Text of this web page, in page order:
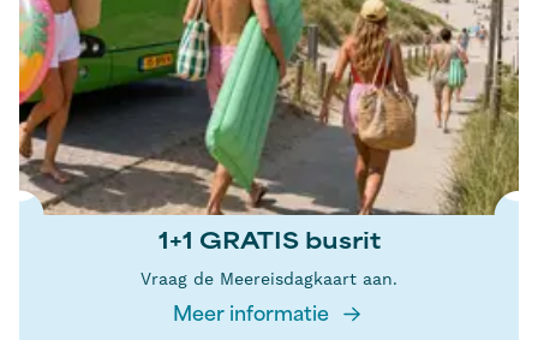
1+1 GRATIS busrit
Vraag de Meereisdagkaart aan.
Meer informatie